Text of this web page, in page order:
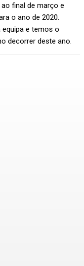
final de março e
o ano de 2020.
e temos o
decorrer deste ano.